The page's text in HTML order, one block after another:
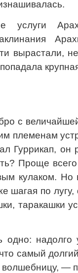
услуги
вырастали,
с
племенам
Гуррикап,
Проще
кулаком.
шагая по
таракашки
одно:
самый
—